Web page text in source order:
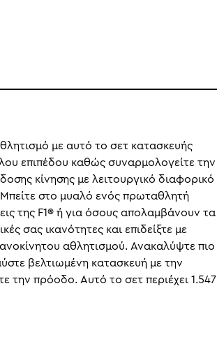
με αυτό το σετ κατασκευής
επιπέδου καθώς συναρμολογείτε την
κίνησης με λειτουργικό διαφορικό
στο μυαλό ενός πρωταθλητή
της F1® ή για όσους απολαμβάνουν τα
σας ικανότητες και επιδείξτε με
αθλητισμού. Ανακαλύψτε πιο
βελτιωμένη κατασκευή με την
την πρόοδο. Αυτό το σετ περιέχει 1.547